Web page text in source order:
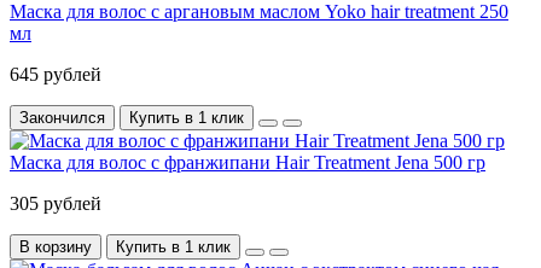
Маска для волос с аргановым маслом Yoko hair treatment 250
мл
645 рублей
Закончился Купить в 1 клик
Маска для волос с франжипани Hair Treatment Jena 500 гр
305 рублей
В корзину Купить в 1 клик